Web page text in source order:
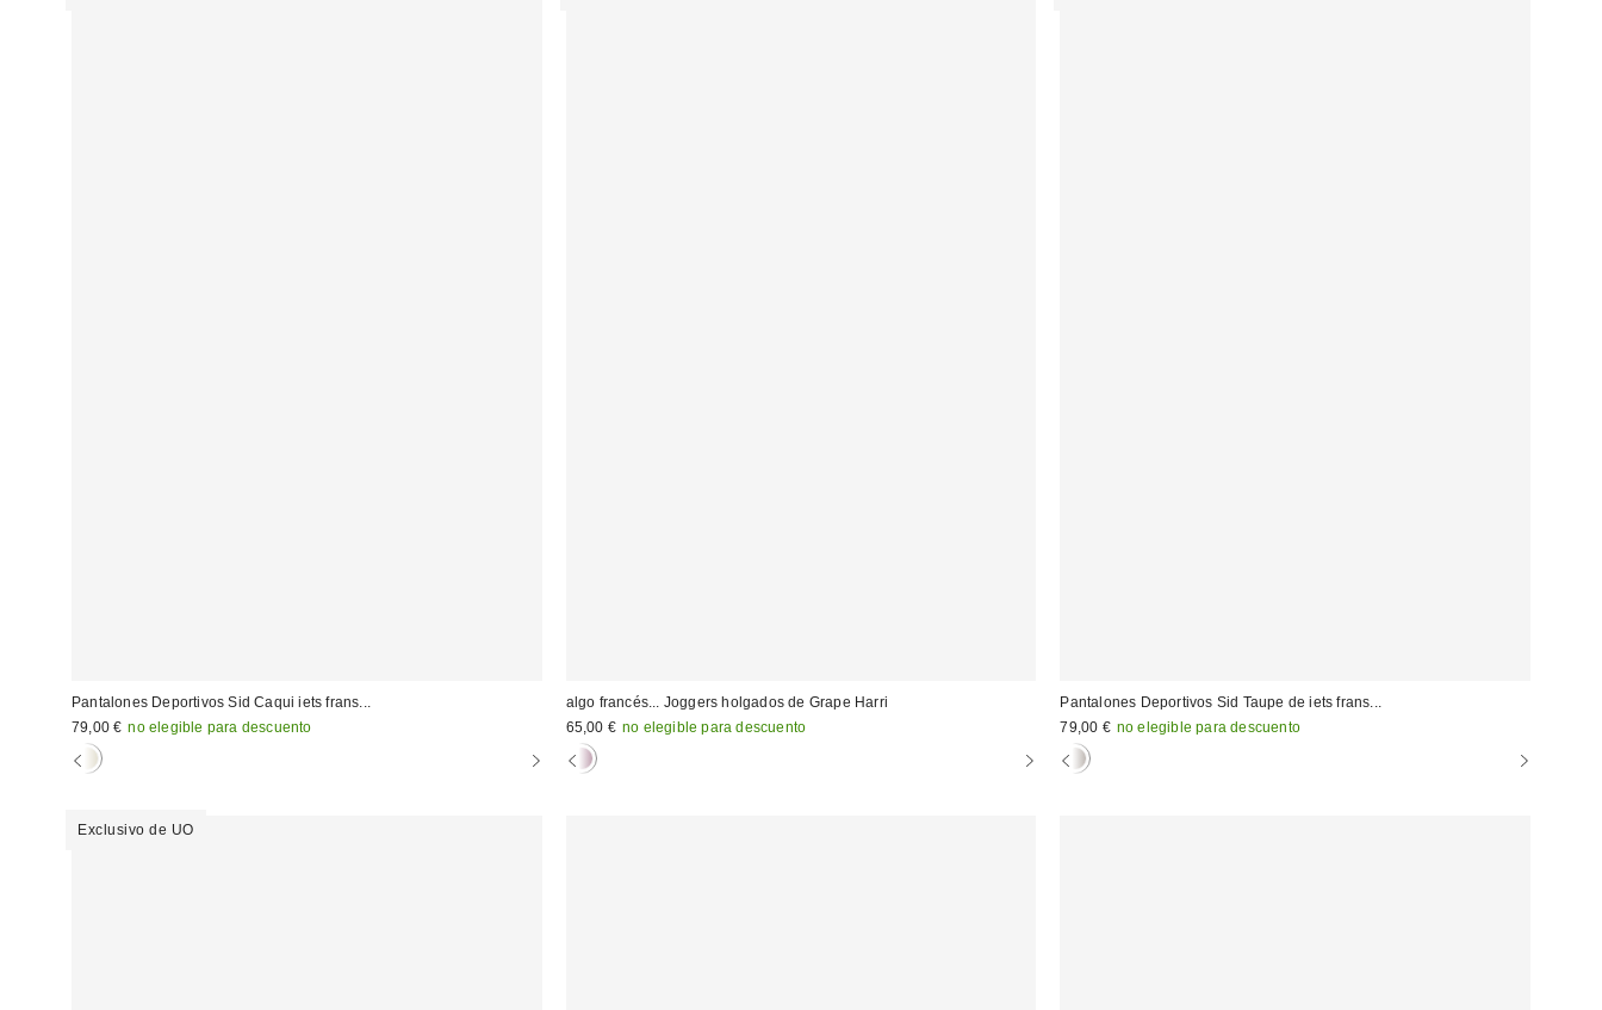
Pantalones Deportivos Sid Caqui iets frans...
79,00 € no elegible para descuento
algo francés... Joggers holgados de Grape Harri
65,00 € no elegible para descuento
Pantalones Deportivos Sid Taupe de iets frans...
79,00 € no elegible para descuento
Exclusivo de UO